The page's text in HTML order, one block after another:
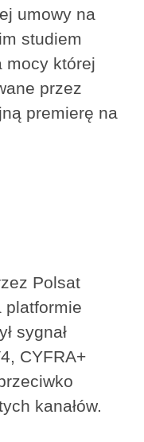
umowy na
studiem
mocy której
przez
premierę na
Polsat
platformie
sygnał
CYFRA+
kanałów.